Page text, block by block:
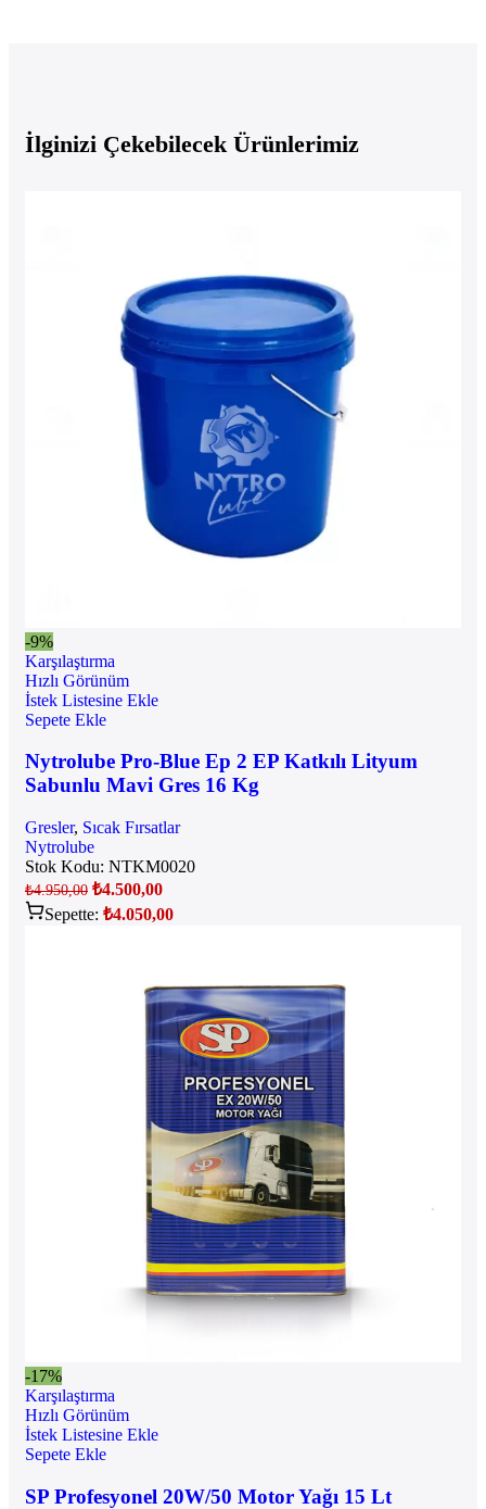
İlginizi Çekebilecek Ürünlerimiz
-9%
Karşılaştırma
Hızlı Görünüm
İstek Listesine Ekle
Sepete Ekle
Nytrolube Pro-Blue Ep 2 EP Katkılı Lityum
Sabunlu Mavi Gres 16 Kg
Gresler, Sıcak Fırsatlar
Nytrolube
Stok Kodu: NTKM0020
₺4.950,00 ₺4.500,00
Sepette: ₺4.050,00
-17%
Karşılaştırma
Hızlı Görünüm
İstek Listesine Ekle
Sepete Ekle
SP Profesyonel 20W/50 Motor Yağı 15 Lt